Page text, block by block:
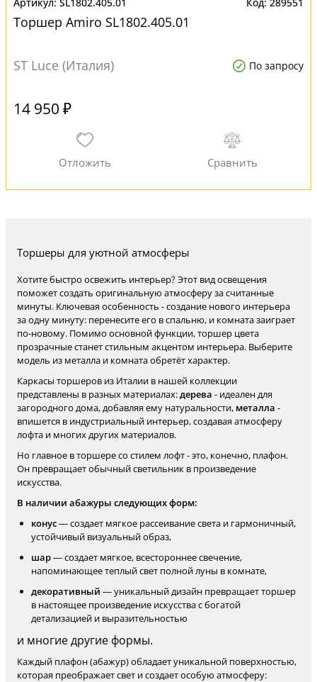
Торшер Amiro SL1802.405.01
ST Luce (Италия) По запросу
14 950 ₽
Торшеры для уютной атмосферы
Хотите быстро освежить интерьер? Этот вид освещения
поможет создать оригинальную атмосферу за считанные
минуты. Ключевая особенность - создание нового интерьера
за одну минуту: перенесите его в спальню, и комната заиграет
по‑новому. Помимо основной функции, торшер цвета
прозрачные станет стильным акцентом интерьера. Выберите
модель из металла и комната обретёт характер.
Каркасы торшеров из Италии в нашей коллекции
представлены в разных материалах:дерева - идеален для
загородного дома, добавляя ему натуральности, металла -
впишется в индустриальный интерьер, создавая атмосферу
лофта и многих других материалов.
Но главное в торшере со стилем лофт - это, конечно, плафон.
Он превращает обычный светильник в произведение
искусства.
В наличии абажуры следующих форм:
конус— создает мягкое рассеивание света и гармоничный,
устойчивый визуальный образ,
шар— создает мягкое, всестороннее свечение,
напоминающее теплый свет полной луны в комнате,
декоративный — уникальный дизайн превращает торшер
в настоящее произведение искусства с богатой
детализацией и выразительностью
и многие другие формы.
Каждый плафон (абажур) обладает уникальной поверхностью,
которая преображает свет и создает особую атмосферу: